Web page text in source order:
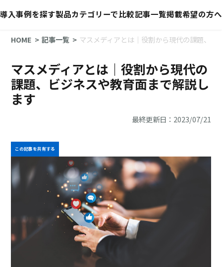
導入事例を探す製品カテゴリーで比較記事一覧掲載希望の方へ
HOME 記事一覧 マスメディアとは｜役割から現代の課題、
マスメディアとは｜役割から現代の
課題、ビジネスや教育面まで解説し
ます
最終更新日：2023/07/21
この記事を共有する